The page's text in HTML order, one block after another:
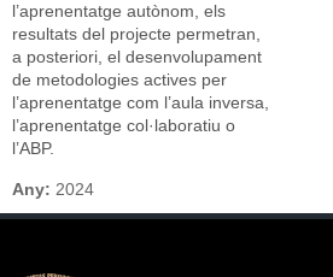
l’aprenentatge autònom, els
resultats del projecte permetran,
a posteriori, el desenvolupament
de metodologies actives per
l’aprenentatge com l’aula inversa,
l’aprenentatge col·laboratiu o
l’ABP.
Any: 2024